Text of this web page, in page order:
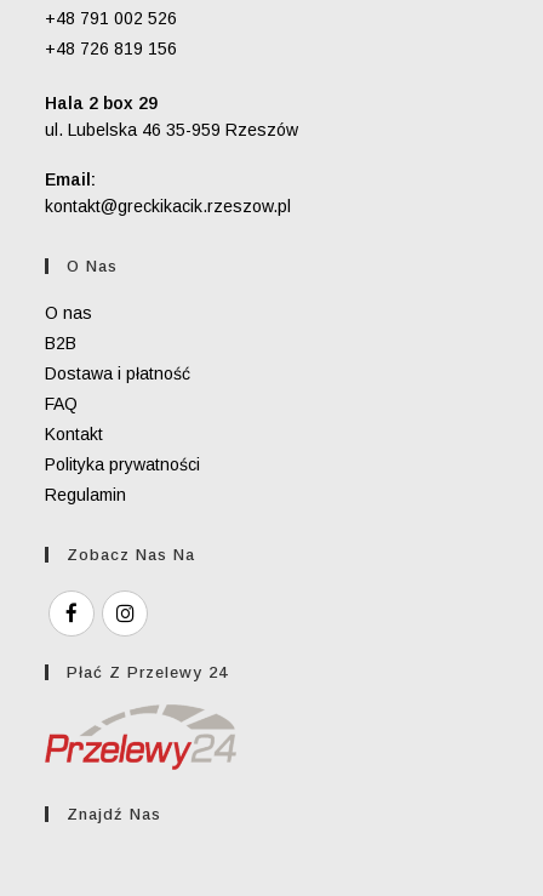
+48 791 002 526
+48 726 819 156
Hala 2 box 29
ul. Lubelska 46 35-959 Rzeszów
Email:
kontakt@greckikacik.rzeszow.pl
O Nas
O nas
B2B
Dostawa i płatność
FAQ
Kontakt
Polityka prywatności
Regulamin
Zobacz Nas Na
Płać Z Przelewy 24
Znajdź Nas